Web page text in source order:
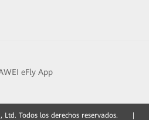
eFly App
Todos los derechos reservados.